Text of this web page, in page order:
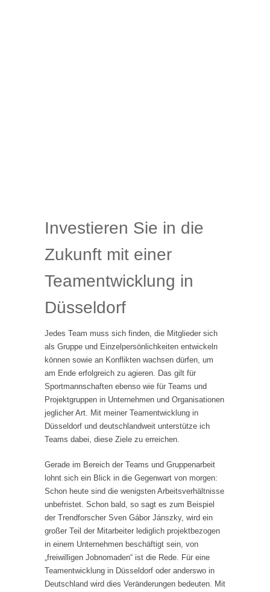
Investieren Sie in die
Zukunft mit einer
Teamentwicklung in
Düsseldorf
Jedes Team muss sich finden, die Mitglieder sich
als Gruppe und Einzelpersönlichkeiten entwickeln
können sowie an Konflikten wachsen dürfen, um
am Ende erfolgreich zu agieren. Das gilt für
Sportmannschaften ebenso wie für Teams und
Projektgruppen in Unternehmen und Organisationen
jeglicher Art. Mit meiner Teamentwicklung in
Düsseldorf und deutschlandweit unterstütze ich
Teams dabei, diese Ziele zu erreichen.
Gerade im Bereich der Teams und Gruppenarbeit
lohnt sich ein Blick in die Gegenwart von morgen:
Schon heute sind die wenigsten Arbeitsverhältnisse
unbefristet. Schon bald, so sagt es zum Beispiel
der Trendforscher Sven Gábor Jánszky, wird ein
großer Teil der Mitarbeiter lediglich projektbezogen
in einem Unternehmen beschäftigt sein, von
„freiwilligen Jobnomaden“ ist die Rede. Für eine
Teamentwicklung in Düsseldorf oder anderswo in
Deutschland wird dies Veränderungen bedeuten. Mit